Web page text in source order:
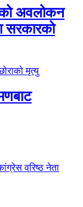
अवलोकन
सरकारको